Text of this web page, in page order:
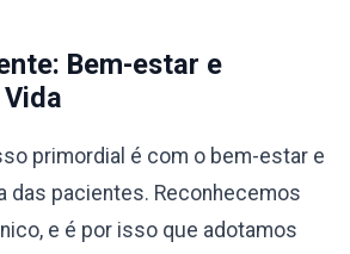
Bem-estar e
primordial é com o bem-estar e
das pacientes. Reconhecemos
e é por isso que adotamos